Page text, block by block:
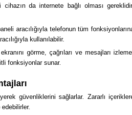
da internete bağlı olması
aracılığıyla telefonun tüm
kullanılabilir.
görme, çağrıları ve mesajları
fonksiyonlar sunar.
güvenliklerini sağlarlar. Zararlı